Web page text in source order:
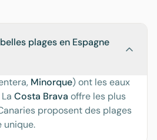
plages en Espagne
Minorque) ont les eaux
Costa Brava offre les plus
proposent des plages
unique.